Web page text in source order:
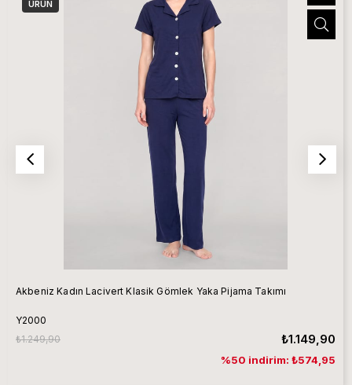
Akbeniz Kadın Lacivert Klasik Gömlek Yaka Pijama Takımı
Y2000
₺1.149,90
₺1.249,90
%50 indirim: ₺574,95
ÜRÜN